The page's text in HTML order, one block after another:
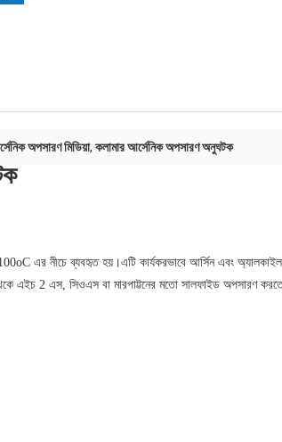
অপসারণ মিডিয়া, কলামার আর্সেনিক অপসারণ অনুঘটক
এর নীচে ব্যবহৃত হয়।এটি কার্যকরভাবে আর্সিন এবং
এইচ 2 এস, সিওএস বা মারপাট্টনের মতো সালফাইড অপসারণ